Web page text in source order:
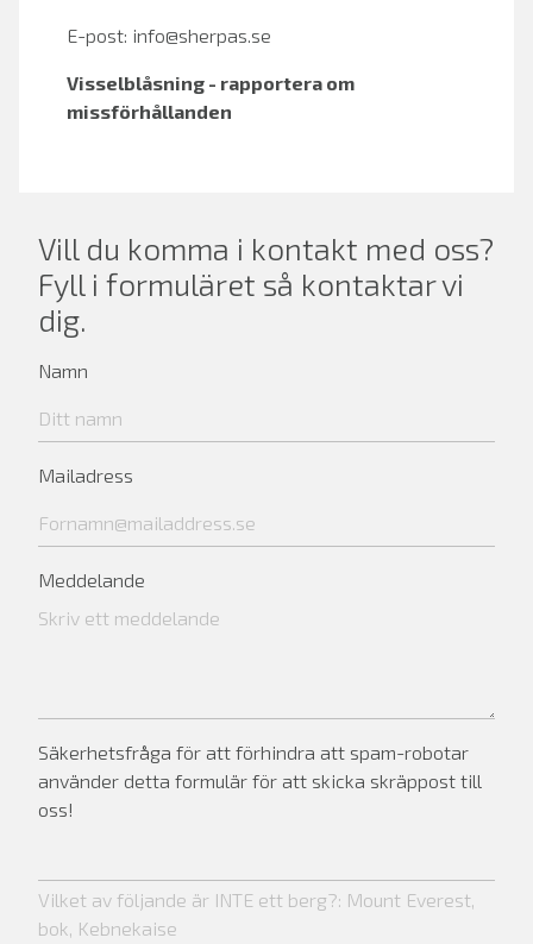
E-post: info@sherpas.se
Visselblåsning - rapportera om
missförhållanden
Vill du komma i kontakt med oss?
Fyll i formuläret så kontaktar vi
dig.
Namn
Mailadress
Meddelande
Säkerhetsfråga för att förhindra att spam-robotar
använder detta formulär för att skicka skräppost till
oss!
Vilket av följande är INTE ett berg?: Mount Everest,
bok, Kebnekaise